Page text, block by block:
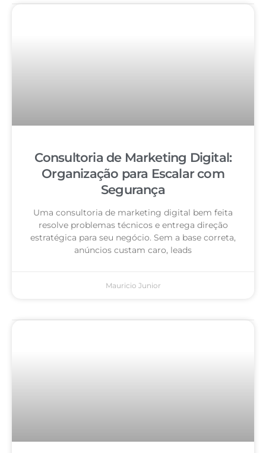
Consultoria de Marketing Digital:
Organização para Escalar com
Segurança
Uma consultoria de marketing digital bem feita
resolve problemas técnicos e entrega direção
estratégica para seu negócio. Sem a base correta,
anúncios custam caro, leads
Mauricio Junior